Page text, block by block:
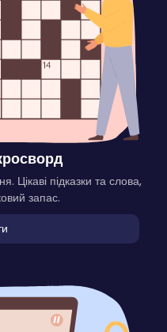
Цікаві підказки та слова,
запас.